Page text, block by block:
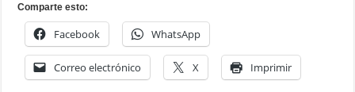
Comparte esto:
Facebook WhatsApp
Correo electrónico X Imprimir